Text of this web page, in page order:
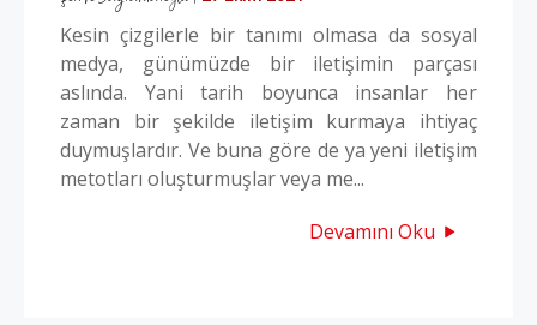
Kesin çizgilerle bir tanımı olmasa da sosyal
medya, günümüzde bir iletişimin parçası
aslında. Yani tarih boyunca insanlar her
zaman bir şekilde iletişim kurmaya ihtiyaç
duymuşlardır. Ve buna göre de ya yeni iletişim
metotları oluşturmuşlar veya me...
Devamını Oku